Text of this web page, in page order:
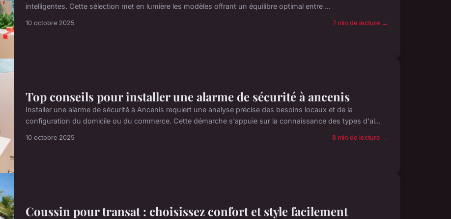
intelligentes. Cette sélection met en lumière les modèles offrant un équilibre optimal entre ...
10 octobre 2025 7 min de lecture →
Top conseils pour installer une alarme de sécurité à ancenis
Installer une alarme de sécurité à Ancenis requiert une analyse précise des besoins locaux et de la
configuration du domicile ou du commerce. Cette démarche s'appuie sur la connaissance des types d'al...
10 octobre 2025 8 min de lecture →
Coussin pour transat : choisissez confort et style facilement